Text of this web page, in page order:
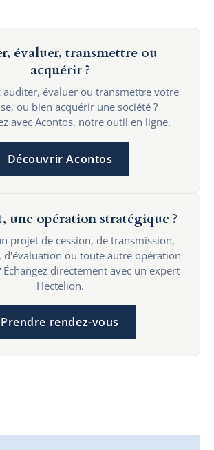
évaluer, transmettre ou
acquérir ?
auditer, évaluer ou transmettre votre
ou bien acquérir une société ?
avec Acontos, notre outil en ligne.
Découvrir Acontos
une opération stratégique ?
projet de cession, de transmission,
d'évaluation ou toute autre opération
Échangez directement avec un expert
Hectelion.
Prendre rendez-vous